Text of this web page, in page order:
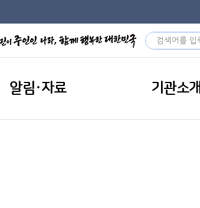
알림·자료 기관소개